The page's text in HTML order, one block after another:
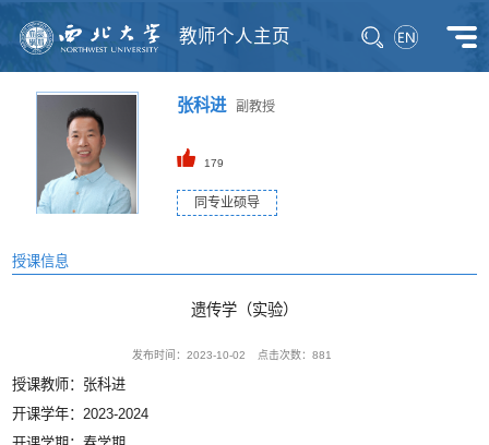
教师个人主页
张科进副教授
179
同专业硕导
授课信息
遗传学（实验）
发布时间：2023-10-02 点击次数：881
授课教师：张科进
开课学年：2023-2024